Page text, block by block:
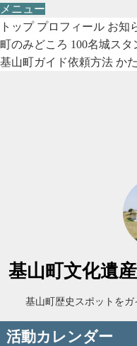
メニュー
トップ プロフィール お知
町のみどころ 100名城ス
基山町ガイド依頼方法 か
基山町文化遺
基山町歴史スポットをガ
活動カレンダー